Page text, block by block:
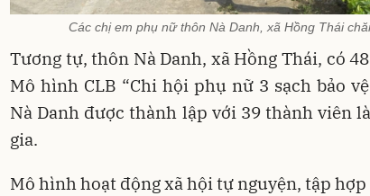
Các chị em phụ nữ thôn Nà Danh, xã Hồng Thái
Tương tự, thôn Nà Danh, xã Hồng Thái, có
Mô hình CLB “Chi hội phụ nữ 3 sạch bảo
Nà Danh được thành lập với 39 thành viên
gia.
Mô hình hoạt động xã hội tự nguyện, tập